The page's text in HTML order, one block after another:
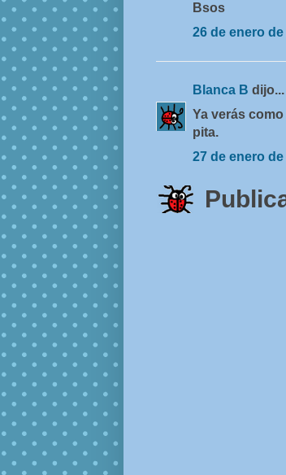
Bsos
26 de enero
Blanca B dijo...
Ya verás
pita.
27 de enero